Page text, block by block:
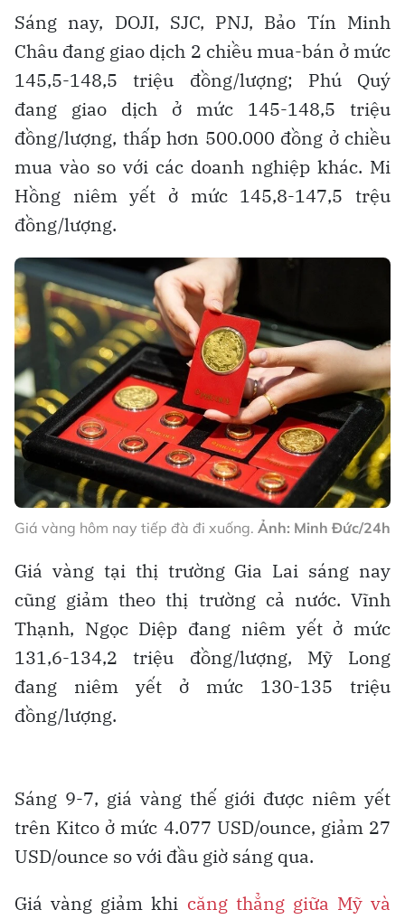
Sáng nay, DOJI, SJC, PNJ, Bảo Tín Minh
Châu đang giao dịch 2 chiều mua-bán ở mức
145,5-148,5 triệu đồng/lượng; Phú Quý
đang giao dịch ở mức 145-148,5 triệu
đồng/lượng, thấp hơn 500.000 đồng ở chiều
mua vào so với các doanh nghiệp khác. Mi
Hồng niêm yết ở mức 145,8-147,5 trệu
đồng/lượng.
Giá vàng hôm nay tiếp đà đi xuống. Ảnh: Minh Đức/24h
Giá vàng tại thị trường Gia Lai sáng nay
cũng giảm theo thị trường cả nước. Vĩnh
Thạnh, Ngọc Diệp đang niêm yết ở mức
131,6-134,2 triệu đồng/lượng, Mỹ Long
đang niêm yết ở mức 130-135 triệu
đồng/lượng.
Sáng 9-7, giá vàng thế giới được niêm yết
trên Kitco ở mức 4.077 USD/ounce, giảm 27
USD/ounce so với đầu giờ sáng qua.
Giá vàng giảm khi căng thẳng giữa Mỹ và